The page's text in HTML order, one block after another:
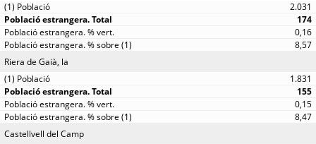
2.031
174
0,16
8,57
Riera de Gaià, la
1.831
155
0,15
8,47
Castellvell del Camp